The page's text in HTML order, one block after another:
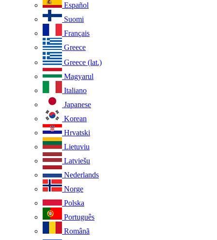
Español
Suomi
Français
Greece
Greece (lat.)
Magyarul
Italiano
Japanese
Korean
Hrvatski
Lietuviu
Latviešu
Nederlands
Norge
Polska
Português
Românã